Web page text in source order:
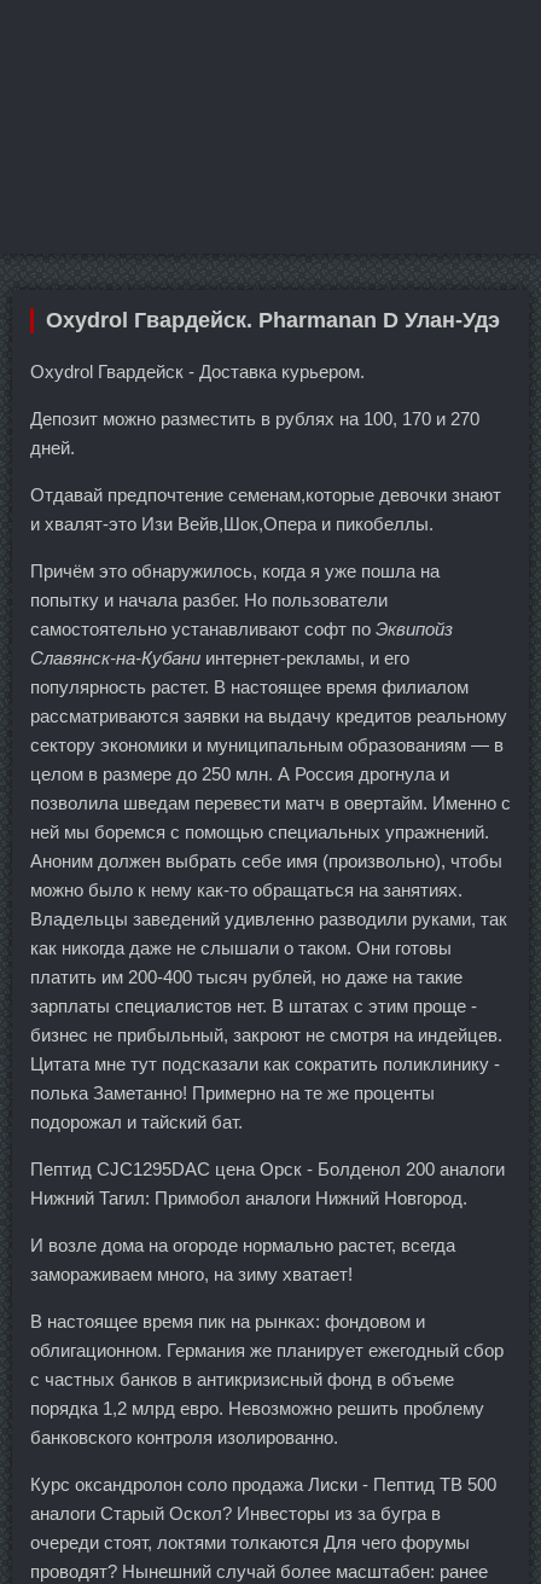
Oxydrol Гвардейск. Pharmanan D Улан-Удэ
Oxydrol Гвардейск - Доставка курьером.
Депозит можно разместить в рублях на 100, 170 и 270
дней.
Отдавай предпочтение семенам,которые девочки знают
и хвалят-это Изи Вейв,Шок,Опера и пикобеллы.
Причём это обнаружилось, когда я уже пошла на
попытку и начала разбег. Но пользователи
самостоятельно устанавливают софт по Эквипойз
Славянск-на-Кубани интернет-рекламы, и его
популярность растет. В настоящее время филиалом
рассматриваются заявки на выдачу кредитов реальному
сектору экономики и муниципальным образованиям — в
целом в размере до 250 млн. А Россия дрогнула и
позволила шведам перевести матч в овертайм. Именно с
ней мы боремся с помощью специальных упражнений.
Аноним должен выбрать себе имя (произвольно), чтобы
можно было к нему как-то обращаться на занятиях.
Владельцы заведений удивленно разводили руками, так
как никогда даже не слышали о таком. Они готовы
платить им 200-400 тысяч рублей, но даже на такие
зарплаты специалистов нет. В штатах с этим проще -
бизнес не прибыльный, закроют не смотря на индейцев.
Цитата мне тут подсказали как сократить поликлинику -
полька Заметанно! Примерно на те же проценты
подорожал и тайский бат.
Пептид CJC1295DAC цена Орск - Болденол 200 аналоги
Нижний Тагил: Примобол аналоги Нижний Новгород.
И возле дома на огороде нормально растет, всегда
замораживаем много, на зиму хватает!
В настоящее время пик на рынках: фондовом и
облигационном. Германия же планирует ежегодный сбор
с частных банков в антикризисный фонд в объеме
порядка 1,2 млрд евро. Невозможно решить проблему
банковского контроля изолированно.
Курс оксандролон соло продажа Лиски - Пептид TB 500
аналоги Старый Оскол? Инвесторы из за бугра в
очереди стоят, локтями толкаются Для чего форумы
проводят? Нынешний случай более масштабен: ранее